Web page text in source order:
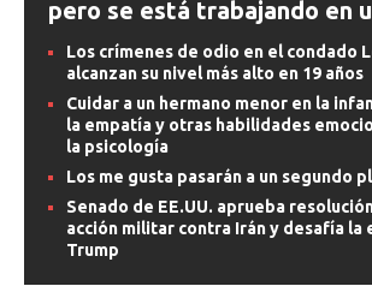
pero se está trabajando en
Los crímenes de odio en el condado
alcanzan su nivel más alto en 19 años
Cuidar a un hermano menor en la
la empatía y otras habilidades
la psicología
Los me gusta pasarán a un segundo
Senado de EE.UU. aprueba
acción militar contra Irán y desafía la
Trump